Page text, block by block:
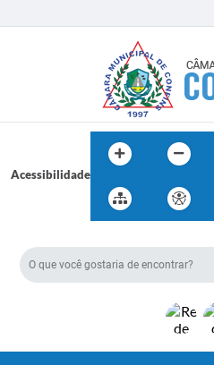
Acessibilidade